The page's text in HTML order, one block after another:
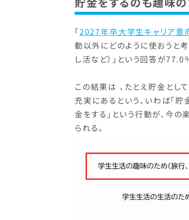
「2027年卒大学生キャリア意
動以外にどのように使おうと
し活など）」という回答が77.0
この結果は 、たとえ貯金とし
充実にあるという、いわば「貯
金をする」という行動が、今
られる。